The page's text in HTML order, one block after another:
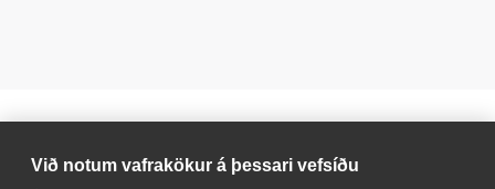
Hafa samband
Við notum vafrakökur á þessari vefsíðu